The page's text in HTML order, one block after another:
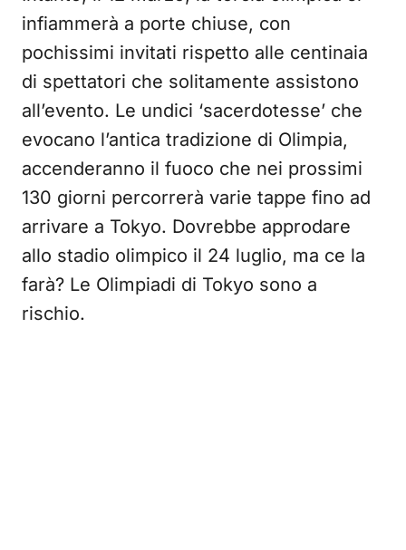
infiammerà a porte chiuse, con
pochissimi invitati rispetto alle centinaia
di spettatori che solitamente assistono
all’evento. Le undici ‘sacerdotesse’ che
evocano l’antica tradizione di Olimpia,
accenderanno il fuoco che nei prossimi
130 giorni percorrerà varie tappe fino ad
arrivare a Tokyo. Dovrebbe approdare
allo stadio olimpico il 24 luglio, ma ce la
farà? Le Olimpiadi di Tokyo sono a
rischio.